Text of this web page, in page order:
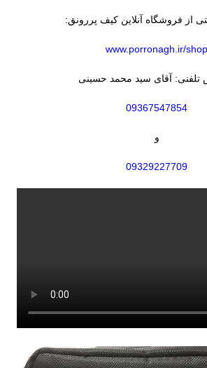
از فروشگاه آنلاین کیف پررونق:
www.porronagh.ir/shop
آقای سید محمد حسینی
09367547854
و
09329227709